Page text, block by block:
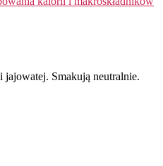
jajowatej. Smakują neutralnie.